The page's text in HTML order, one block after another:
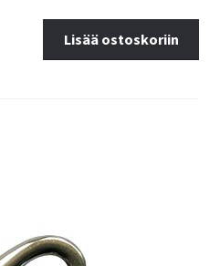
Lisää ostoskoriin